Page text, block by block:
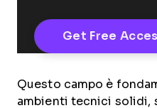
Questo campo è
ambienti tecnici solidi,